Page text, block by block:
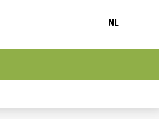
NL
natuurvogels